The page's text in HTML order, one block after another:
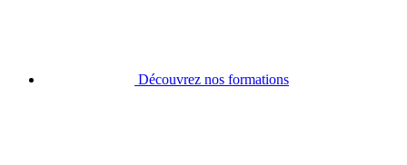
Découvrez nos formations